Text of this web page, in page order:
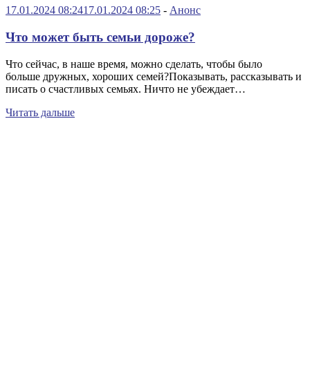
17.01.2024 08:2417.01.2024 08:25 - Анонс
Что может быть семьи дороже?
Что сейчас, в наше время, можно сделать, чтобы было
больше дружных, хороших семей?Показывать, рассказывать и
писать о счастливых семьях. Ничто не убеждает…
Читать дальше